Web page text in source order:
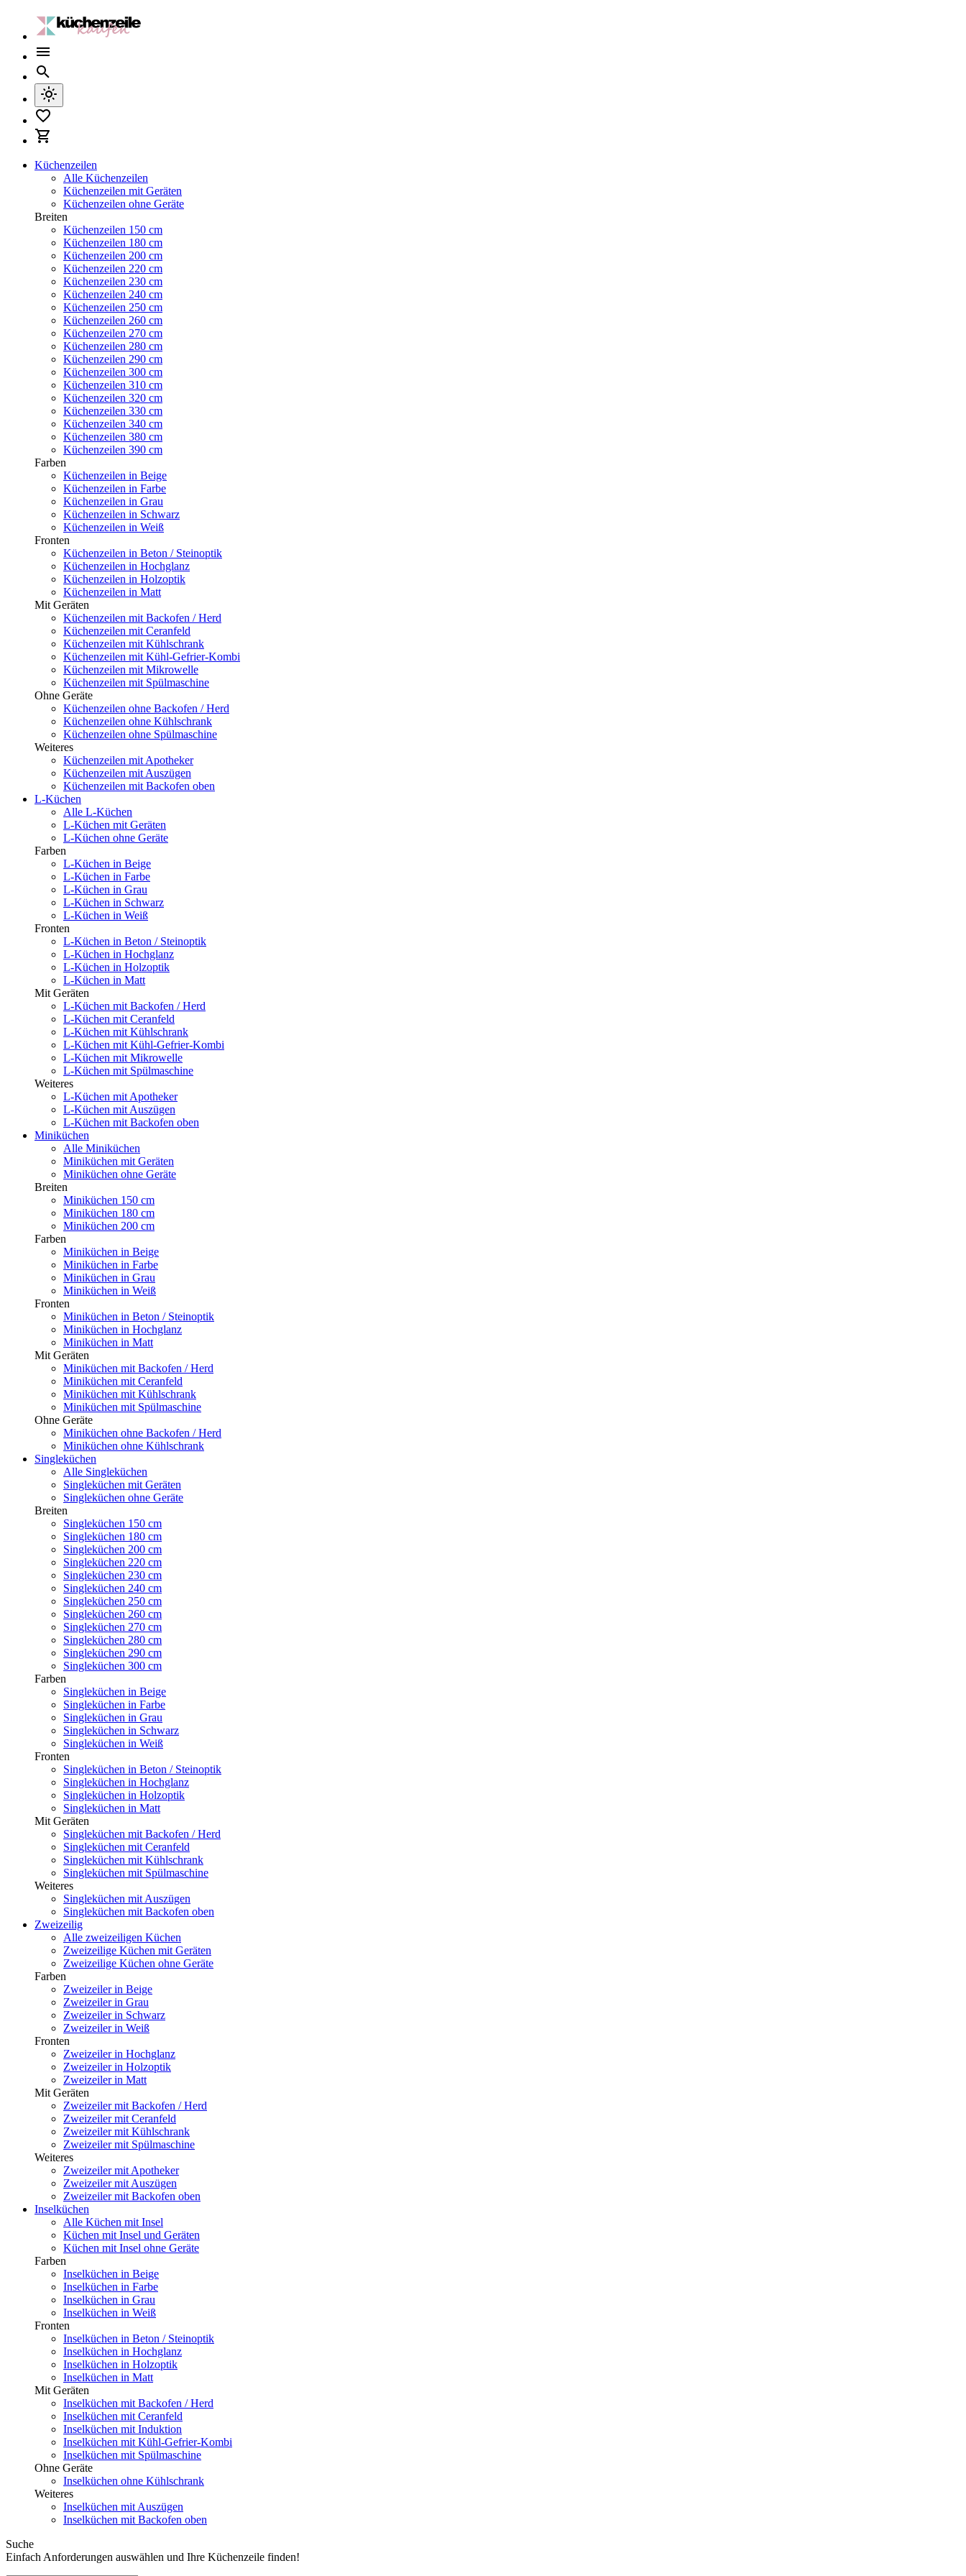
Küchenzeilen
Alle Küchenzeilen
Küchenzeilen mit Geräten
Küchenzeilen ohne Geräte
Breiten
Küchenzeilen 150 cm
Küchenzeilen 180 cm
Küchenzeilen 200 cm
Küchenzeilen 220 cm
Küchenzeilen 230 cm
Küchenzeilen 240 cm
Küchenzeilen 250 cm
Küchenzeilen 260 cm
Küchenzeilen 270 cm
Küchenzeilen 280 cm
Küchenzeilen 290 cm
Küchenzeilen 300 cm
Küchenzeilen 310 cm
Küchenzeilen 320 cm
Küchenzeilen 330 cm
Küchenzeilen 340 cm
Küchenzeilen 380 cm
Küchenzeilen 390 cm
Farben
Küchenzeilen in Beige
Küchenzeilen in Farbe
Küchenzeilen in Grau
Küchenzeilen in Schwarz
Küchenzeilen in Weiß
Fronten
Küchenzeilen in Beton / Steinoptik
Küchenzeilen in Hochglanz
Küchenzeilen in Holzoptik
Küchenzeilen in Matt
Mit Geräten
Küchenzeilen mit Backofen / Herd
Küchenzeilen mit Ceranfeld
Küchenzeilen mit Kühlschrank
Küchenzeilen mit Kühl-Gefrier-Kombi
Küchenzeilen mit Mikrowelle
Küchenzeilen mit Spülmaschine
Ohne Geräte
Küchenzeilen ohne Backofen / Herd
Küchenzeilen ohne Kühlschrank
Küchenzeilen ohne Spülmaschine
Weiteres
Küchenzeilen mit Apotheker
Küchenzeilen mit Auszügen
Küchenzeilen mit Backofen oben
L-Küchen
Alle L-Küchen
L-Küchen mit Geräten
L-Küchen ohne Geräte
Farben
L-Küchen in Beige
L-Küchen in Farbe
L-Küchen in Grau
L-Küchen in Schwarz
L-Küchen in Weiß
Fronten
L-Küchen in Beton / Steinoptik
L-Küchen in Hochglanz
L-Küchen in Holzoptik
L-Küchen in Matt
Mit Geräten
L-Küchen mit Backofen / Herd
L-Küchen mit Ceranfeld
L-Küchen mit Kühlschrank
L-Küchen mit Kühl-Gefrier-Kombi
L-Küchen mit Mikrowelle
L-Küchen mit Spülmaschine
Weiteres
L-Küchen mit Apotheker
L-Küchen mit Auszügen
L-Küchen mit Backofen oben
Miniküchen
Alle Miniküchen
Miniküchen mit Geräten
Miniküchen ohne Geräte
Breiten
Miniküchen 150 cm
Miniküchen 180 cm
Miniküchen 200 cm
Farben
Miniküchen in Beige
Miniküchen in Farbe
Miniküchen in Grau
Miniküchen in Weiß
Fronten
Miniküchen in Beton / Steinoptik
Miniküchen in Hochglanz
Miniküchen in Matt
Mit Geräten
Miniküchen mit Backofen / Herd
Miniküchen mit Ceranfeld
Miniküchen mit Kühlschrank
Miniküchen mit Spülmaschine
Ohne Geräte
Miniküchen ohne Backofen / Herd
Miniküchen ohne Kühlschrank
Singleküchen
Alle Singleküchen
Singleküchen mit Geräten
Singleküchen ohne Geräte
Breiten
Singleküchen 150 cm
Singleküchen 180 cm
Singleküchen 200 cm
Singleküchen 220 cm
Singleküchen 230 cm
Singleküchen 240 cm
Singleküchen 250 cm
Singleküchen 260 cm
Singleküchen 270 cm
Singleküchen 280 cm
Singleküchen 290 cm
Singleküchen 300 cm
Farben
Singleküchen in Beige
Singleküchen in Farbe
Singleküchen in Grau
Singleküchen in Schwarz
Singleküchen in Weiß
Fronten
Singleküchen in Beton / Steinoptik
Singleküchen in Hochglanz
Singleküchen in Holzoptik
Singleküchen in Matt
Mit Geräten
Singleküchen mit Backofen / Herd
Singleküchen mit Ceranfeld
Singleküchen mit Kühlschrank
Singleküchen mit Spülmaschine
Weiteres
Singleküchen mit Auszügen
Singleküchen mit Backofen oben
Zweizeilig
Alle zweizeiligen Küchen
Zweizeilige Küchen mit Geräten
Zweizeilige Küchen ohne Geräte
Farben
Zweizeiler in Beige
Zweizeiler in Grau
Zweizeiler in Schwarz
Zweizeiler in Weiß
Fronten
Zweizeiler in Hochglanz
Zweizeiler in Holzoptik
Zweizeiler in Matt
Mit Geräten
Zweizeiler mit Backofen / Herd
Zweizeiler mit Ceranfeld
Zweizeiler mit Kühlschrank
Zweizeiler mit Spülmaschine
Weiteres
Zweizeiler mit Apotheker
Zweizeiler mit Auszügen
Zweizeiler mit Backofen oben
Inselküchen
Alle Küchen mit Insel
Küchen mit Insel und Geräten
Küchen mit Insel ohne Geräte
Farben
Inselküchen in Beige
Inselküchen in Farbe
Inselküchen in Grau
Inselküchen in Weiß
Fronten
Inselküchen in Beton / Steinoptik
Inselküchen in Hochglanz
Inselküchen in Holzoptik
Inselküchen in Matt
Mit Geräten
Inselküchen mit Backofen / Herd
Inselküchen mit Ceranfeld
Inselküchen mit Induktion
Inselküchen mit Kühl-Gefrier-Kombi
Inselküchen mit Spülmaschine
Ohne Geräte
Inselküchen ohne Kühlschrank
Weiteres
Inselküchen mit Auszügen
Inselküchen mit Backofen oben
Suche
Einfach Anforderungen auswählen und Ihre Küchenzeile finden!